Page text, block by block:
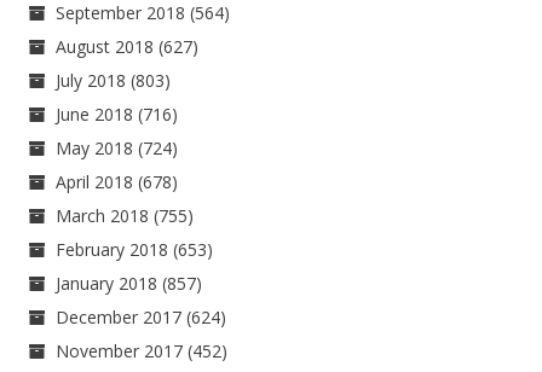
September 2018 (564)
August 2018 (627)
July 2018 (803)
June 2018 (716)
May 2018 (724)
April 2018 (678)
March 2018 (755)
February 2018 (653)
January 2018 (857)
December 2017 (624)
November 2017 (452)